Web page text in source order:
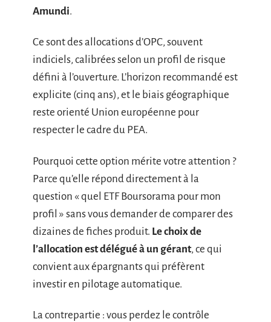
Amundi.
Ce sont des allocations d’OPC, souvent
indiciels, calibrées selon un profil de risque
défini à l’ouverture. L’horizon recommandé est
explicite (cinq ans), et le biais géographique
reste orienté Union européenne pour
respecter le cadre du PEA.
Pourquoi cette option mérite votre attention ?
Parce qu’elle répond directement à la
question « quel ETF Boursorama pour mon
profil » sans vous demander de comparer des
dizaines de fiches produit. Le choix de
l’allocation est délégué à un gérant, ce qui
convient aux épargnants qui préfèrent
investir en pilotage automatique.
La contrepartie : vous perdez le contrôle